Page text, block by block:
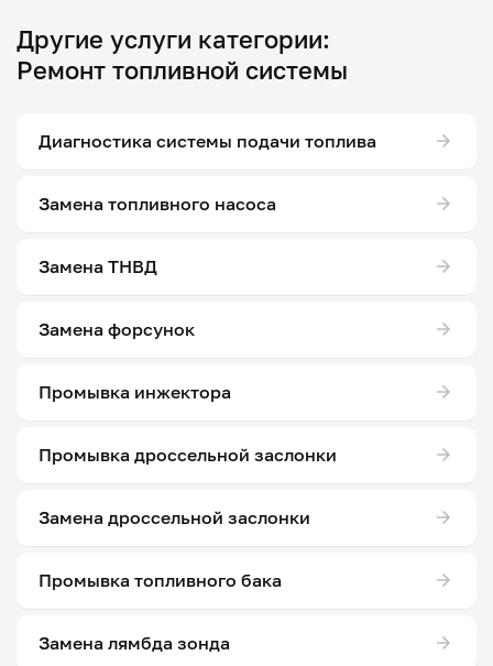
Другие услуги категории:
Ремонт топливной системы
Диагностика системы подачи топлива
Замена топливного насоса
Замена ТНВД
Замена форсунок
Промывка инжектора
Промывка дроссельной заслонки
Замена дроссельной заслонки
Промывка топливного бака
Замена лямбда зонда